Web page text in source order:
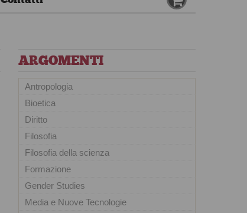
ARGOMENTI
Antropologia
Bioetica
Diritto
Filosofia
Filosofia della scienza
Formazione
Gender Studies
Media e Nuove Tecnologie